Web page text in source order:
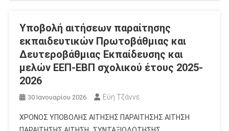
Υποβολή αιτήσεων παραίτησης
εκπαιδευτικών Πρωτοβάθμιας και
Δευτεροβάθμιας Εκπαίδευσης και
μελών ΕΕΠ-ΕΒΠ σχολικού έτους 2025-
2026
30 Ιανουαρίου 2026 Εύη Τζάννε
ΧΡΟΝΟΣ ΥΠΟΒΟΛΗΣ ΑΙΤΗΣΗΣ ΠΑΡΑΙΤΗΣΗΣ ΑΙΤΗΣΗ